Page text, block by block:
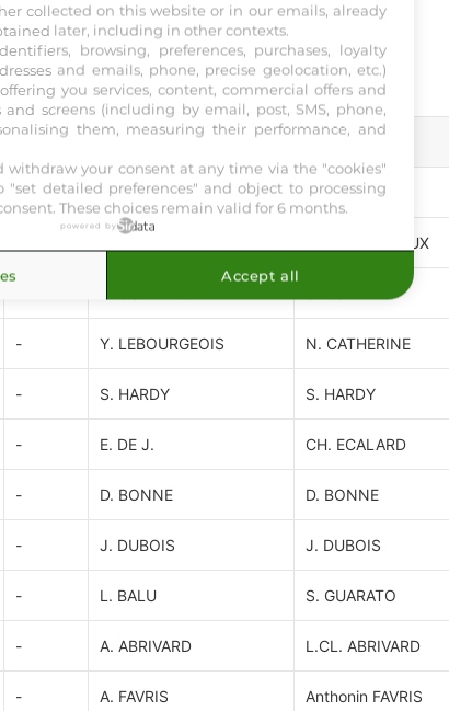
COTES JOCKEYS ENTRAINEURS
- D. THOMAIN CL. THOMAIN
D. LOCQUENEUX
S. GUARATO
- Y. LEBOURGEOIS N. CATHERINE
- S. HARDY S. HARDY
- E. DE J. CH. ECALARD
- D. BONNE D. BONNE
- J. DUBOIS J. DUBOIS
- L. BALU S. GUARATO
- A. ABRIVARD L.CL. ABRIVARD
- A. FAVRIS Anthonin FAVRIS
collected on this website or in our emails, already
later, including in other contexts.
browsing, preferences, purchases, loyalty
and emails, phone, precise geolocation, etc.)
you services, content, commercial offers and
and screens (including by email, post, SMS, phone,
them, measuring their performance, and
withdraw your consent at any time via the "cookies"
"set detailed preferences" and object to processing
These choices remain valid for 6 months.
powered by
Accept all